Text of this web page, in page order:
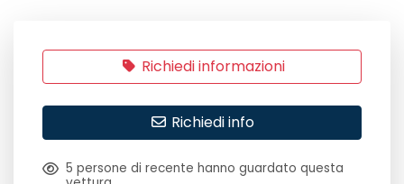
Richiedi informazioni
Richiedi info
5 persone di recente hanno guardato questa